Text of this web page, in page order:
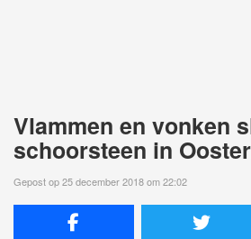
Vlammen en vonken
schoorsteen in
Gepost op 25 december 2018 om 22:02